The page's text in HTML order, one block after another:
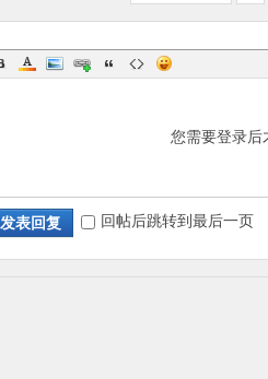
您需要登录
发表回复 回帖后跳转到最后一页